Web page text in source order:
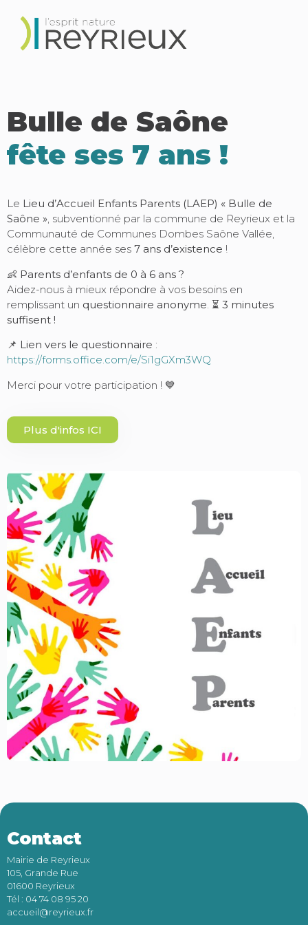
Bulle de Saône
fête ses 7 ans !
Le Lieu d’Accueil Enfants Parents (LAEP) « Bulle de
Saône », subventionné par la commune de Reyrieux et la
Communauté de Communes Dombes Saône Vallée,
célèbre cette année ses 7 ans d’existence !
👶 Parents d’enfants de 0 à 6 ans ?
Aidez-nous à mieux répondre à vos besoins en
remplissant un questionnaire anonyme. ⏳ 3 minutes
suffisent !
📌 Lien vers le questionnaire :
https://forms.office.com/e/Si1gGXm3WQ
Merci pour votre participation ! 💙
Plus d'infos ICI
Contact
Mairie de Reyrieux
105, Grande Rue
01600 Reyrieux
Tél : 04 74 08 95 20
accueil@reyrieux.fr